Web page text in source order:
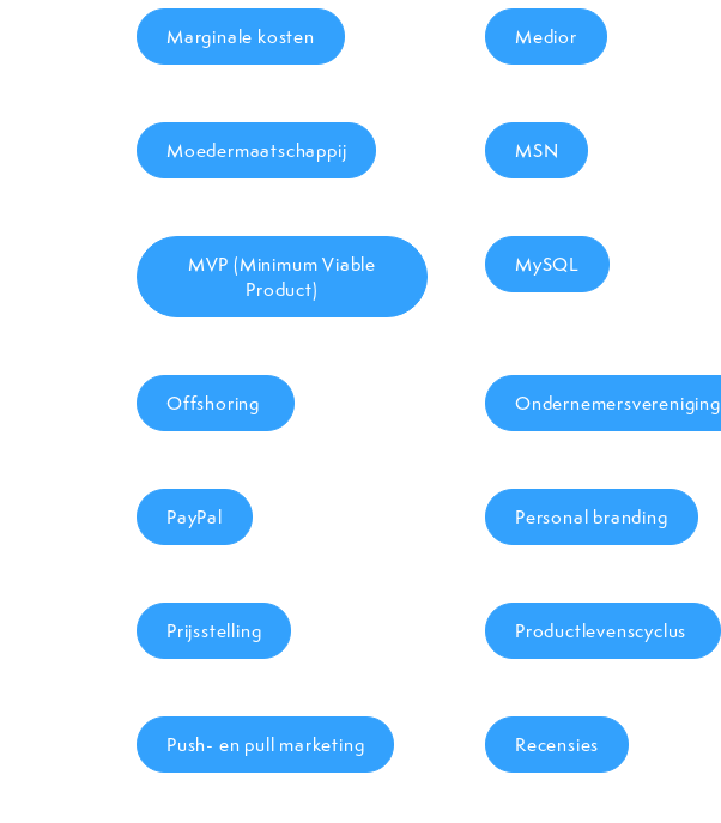
Marginale kosten Medior
Moedermaatschappij MSN
MVP (Minimum Viable
Product)
MySQL
Offshoring Ondernemersvereniging
PayPal Personal branding
Prijsstelling Productlevenscyclus
Push- en pull marketing Recensies